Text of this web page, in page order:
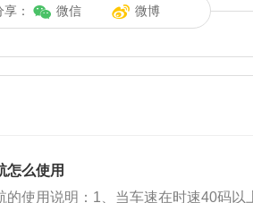
享： 微信 微博
怎么使用
的使用说明：1、当车速在时速40码以